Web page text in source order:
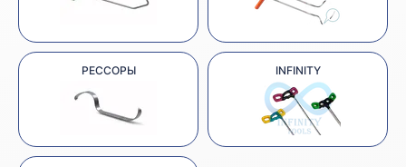
РЕССОРЫ INFINITY